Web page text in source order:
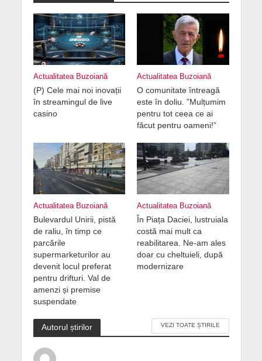
Actualitatea Buzoiană
(P) Cele mai noi inovații
în streamingul de live
casino
Actualitatea Buzoiană
O comunitate întreagă
este în doliu. ”Mulțumim
pentru tot ceea ce ai
făcut pentru oameni!”
Actualitatea Buzoiană
Bulevardul Unirii, pistă
de raliu, în timp ce
parcările
supermarketurilor au
devenit locul preferat
pentru drifturi. Val de
amenzi și premise
suspendate
Actualitatea Buzoiană
În Piața Daciei, lustruiala
costă mai mult ca
reabilitarea. Ne-am ales
doar cu cheltuieli, după
modernizare
Autorul știrilor VEZI TOATE ȘTIRILE